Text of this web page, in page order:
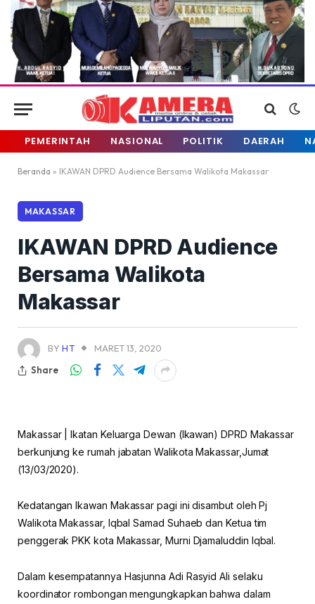
PEMERINTAH NASIONAL POLITIK DAERAH
Beranda » IKAWAN DPRD Audience Bersama Walikota Makassar
MAKASSAR
IKAWAN DPRD Audience
Bersama Walikota
Makassar
BY HT
MARET 13, 2020
Share
Makassar | Ikatan Keluarga Dewan (Ikawan) DPRD Makassar
berkunjung ke rumah jabatan Walikota Makassar,Jumat
(13/03/2020).
Kedatangan Ikawan Makassar pagi ini disambut oleh Pj
Walikota Makassar, Iqbal Samad Suhaeb dan Ketua tim
penggerak PKK kota Makassar, Murni Djamaluddin Iqbal.
Dalam kesempatannya Hasjunna Adi Rasyid Ali selaku
koordinator rombongan mengungkapkan bahwa dalam